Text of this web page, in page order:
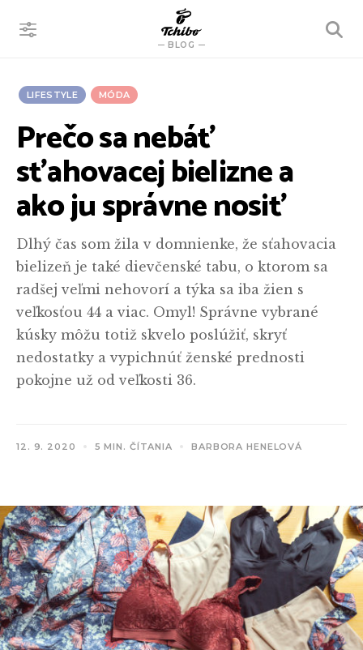
BLOG
VYHĽADÁVANIE
LIFESTYLE MÓDA
Prečo sa nebáť
sťahovacej bielizne a
ako ju správne nosiť
Dlhý čas som žila v domnienke, že sťahovacia
bielizeň je také dievčenské tabu, o ktorom sa
radšej veľmi nehovorí a týka sa iba žien s
veľkosťou 44 a viac. Omyl! Správne vybrané
kúsky môžu totiž skvelo poslúžiť, skryť
nedostatky a vypichnúť ženské prednosti
pokojne už od veľkosti 36.
12. 9. 2020 5 MIN. ČÍTANIA BARBORA HENELOVÁ